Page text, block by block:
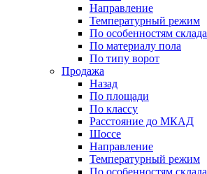
Направление
Температурный режим
По особенностям склада
По материалу пола
По типу ворот
Продажа
Назад
По площади
По классу
Расстояние до МКАД
Шоссе
Направление
Температурный режим
По особенностям склада